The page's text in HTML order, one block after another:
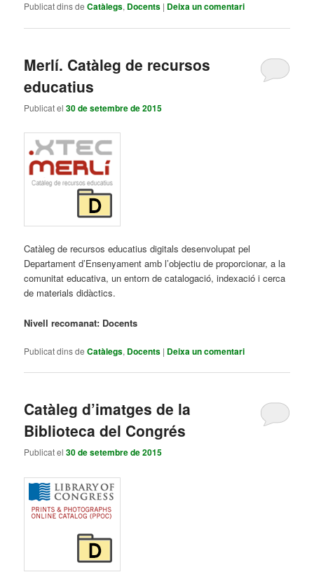
Publicat dins de Catàlegs, Docents | Deixa un comentari
Merlí. Catàleg de recursos
educatius
Publicat el30 de setembre de 2015
Catàleg de recursos educatius digitals desenvolupat pel
Departament d’Ensenyament amb l’objectiu de proporcionar, a la
comunitat educativa, un entorn de catalogació, indexació i cerca
de materials didàctics.
Nivell recomanat: Docents
Publicat dins de Catàlegs, Docents | Deixa un comentari
Catàleg d’imatges de la
Biblioteca del Congrés
Publicat el30 de setembre de 2015